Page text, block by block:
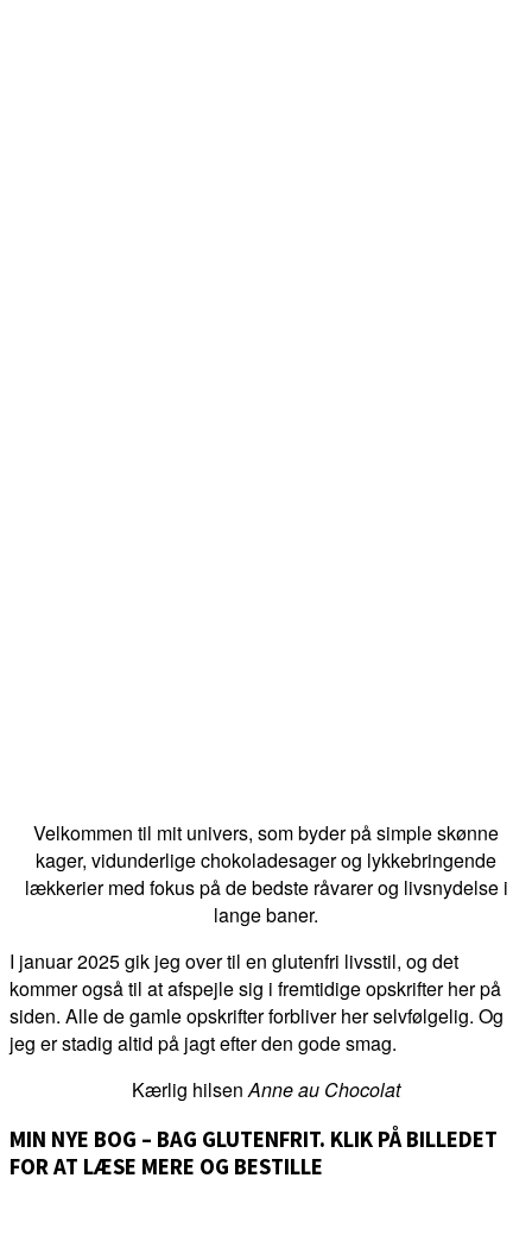
Velkommen til mit univers, som byder på simple skønne
kager, vidunderlige chokoladesager og lykkebringende
lækkerier med fokus på de bedste råvarer og livsnydelse i
lange baner.
I januar 2025 gik jeg over til en glutenfri livsstil, og det
kommer også til at afspejle sig i fremtidige opskrifter her på
siden. Alle de gamle opskrifter forbliver her selvfølgelig. Og
jeg er stadig altid på jagt efter den gode smag.
Kærlig hilsenAnne au Chocolat
MIN NYE BOG – BAG GLUTENFRIT. KLIK PÅ BILLEDET
FOR AT LÆSE MERE OG BESTILLE